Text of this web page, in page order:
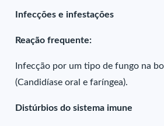
Infecções e infestações
Reação frequente:
Infecção por um tipo de fungo na
(Candidíase oral e faríngea).
Distúrbios do sistema imune